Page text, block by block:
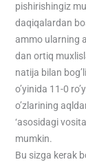
pishirishingiz
daqiqalardan
ammo ularning
dan ortiq
natija bilan
o’yinida 11-0
o’zlarining
‘asosidagi
mumkin.
Bu sizga kerak